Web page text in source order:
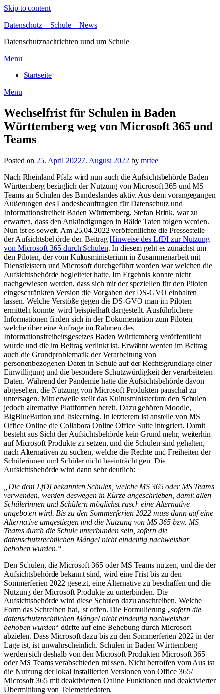
Skip to content
Datenschutz – Schule – News
Datenschutznachrichten rund um Schule
Menu
Startseite
Menu
Wechselfrist für Schulen in Baden
Württemberg weg von Microsoft 365 und
Teams
Posted on 25. April 20227. August 2022 by mrtee
Nach Rheinland Pfalz wird nun auch die Aufsichtsbehörde Baden
Württemberg bezüglich der Nutzung von Microsoft 365 und MS
Teams an Schulen des Bundeslandes aktiv. Aus dem vorangegangen
Äußerungen des Landesbeauftragten für Datenschutz und
Informationsfreiheit Baden Württemberg, Stefan Brink, war zu
erwarten, dass den Ankündigungen in Bälde Taten folgen werden.
Nun ist es soweit. Am 25.04.2022 veröffentlichte die Pressestelle
der Aufsichtsbehörde den Beitrag Hinweise des LfDI zur Nutzung
von Microsoft 365 durch Schulen. In diesem geht es zunächst um
den Piloten, der vom Kultusministerium in Zusammenarbeit mit
Dienstleistern und Microsoft durchgeführt worden war welchen die
Aufsichtsbehörde begleitetet hatte. Im Ergebnis konnte nicht
nachgewiesen werden, dass sich mit der speziellen für den Piloten
eingeschränkten Version die Vorgaben der DS-GVO einhalten
lassen. Welche Verstöße gegen die DS-GVO man im Piloten
ermitteln konnte, wird beispielhaft dargestellt. Ausführlichere
Informationen finden sich in der Dokumentation zum Piloten,
welche über eine Anfrage im Rahmen des
Informationsfreiheitsgesetzes Baden Württemberg veröffentlicht
wurde und die im Beitrag verlinkt ist. Erwähnt werden im Beitrag
auch die Grundproblematik der Verarbeitung von
personenbezogenen Daten in Schule auf der Rechtsgrundlage einer
Einwilligung und die besondere Schutzwürdigkeit der verarbeiteten
Daten. Während der Pandemie hatte die Aufsichtsbehörde davon
abgesehen, die Nutzung von Microsoft Produkten pauschal zu
untersagen. Mittlerweile stellt das Kultusministerium den Schulen
jedoch alternative Plattformen bereit. Dazu gehören Moodle,
BigBlueButton und Itslearning. In letzterem ist anstelle von MS
Office Online die Collabora Online Office Suite integriert. Damit
besteht aus Sicht der Aufsichtsbehörde kein Grund mehr, weiterhin
auf Microsoft Produkte zu setzen, und die Schulen sind gehalten,
nach Alternativen zu suchen, welche die Rechte und Freiheiten der
Schülerinnen und Schüler nicht beeinträchtigen. Die
Aufsichtsbehörde wird dann sehr deutlich:
„Die dem LfDI bekannten Schulen, welche MS 365 oder MS Teams
verwenden, werden deswegen in Kürze angeschrieben, damit allen
Schülerinnen und Schülern möglichst rasch eine Alternative
angeboten wird. Bis zu den Sommerferien 2022 muss dann auf eine
Alternative umgestiegen und die Nutzung von MS 365 bzw. MS
Teams durch die Schule unterbunden sein, sofern die
datenschutzrechtlichen Mängel nicht eindeutig nachweisbar
behoben wurden.“
Den Schulen, die Microsoft 365 oder MS Teams nutzen, und die der
Aufsichtsbehörde bekannt sind, wird eine Frist bis zu den
Sommerferien 2022 gesetzt, eine Alternative zu beschaffen und die
Nutzung der Microsoft Produkte zu unterbinden. Die
Aufsichtsbehörde wird diese Schulen dazu anschreiben. Welche
Form das Schreiben hat, ist offen. Die Formulierung „sofern die
datenschutzrechtlichen Mängel nicht eindeutig nachweisbar
behoben wurden“ dürfte auf eine Behebung durch Microsoft
abzielen. Dass Microsoft dazu bis zu den Sommerferien 2022 in der
Lage ist, ist unwahrscheinlich. Schulen in Baden Württemberg
werden sich deshalb von den Microsoft Produkten Microsoft 365
oder MS Teams verabschieden müssen. Nicht betroffen vom Aus ist
die Nutzung der lokal installierten Versionen von Office 365/
Microsoft 365 mit deaktivierten Online Funktionen und deaktivierter
Übermittlung von Telemetriedaten.